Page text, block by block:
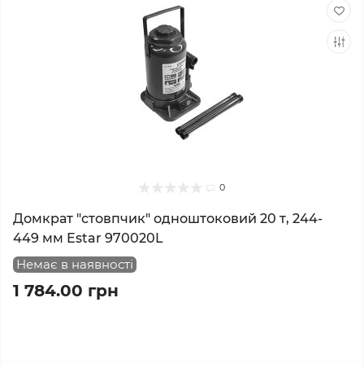
0
Домкрат "стовпчик" одноштоковий 20 т, 244-
449 мм Estar 970020L
Немає в наявності
1 784.00 грн